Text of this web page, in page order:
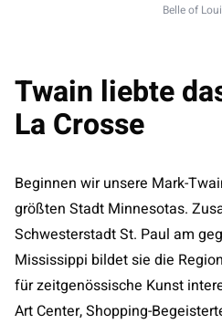
Belle of
Twain liebte
La Crosse
Beginnen wir unsere Mark-
größten Stadt Minnesotas.
Schwesterstadt St. Paul am
Mississippi bildet sie die
für zeitgenössische Kunst
Art Center, Shopping-